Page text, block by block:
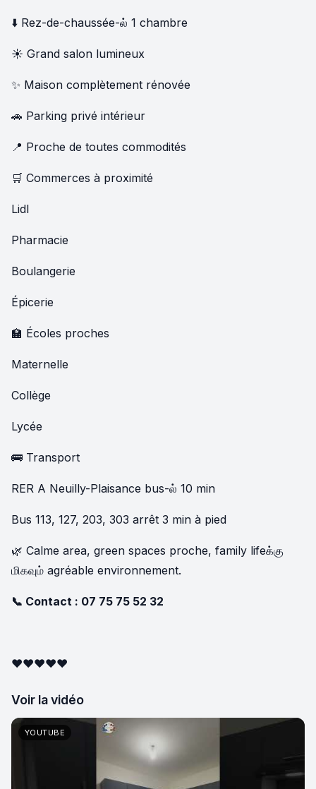
⬇️ Rez-de-chaussée-ல் 1 chambre
☀️ Grand salon lumineux
✨ Maison complètement rénovée
🚗 Parking privé intérieur
📍 Proche de toutes commodités
🛒 Commerces à proximité
Lidl
Pharmacie
Boulangerie
Épicerie
🏫 Écoles proches
Maternelle
Collège
Lycée
🚌 Transport
RER A Neuilly-Plaisance bus-ல் 10 min
Bus 113, 127, 203, 303 arrêt 3 min à pied
🌿 Calme area, green spaces proche, family lifeக்கு
மிகவும் agréable environnement.
📞 Contact : 07 75 75 52 32
❤️❤️❤️❤️❤️
Voir la vidéo
YOUTUBE